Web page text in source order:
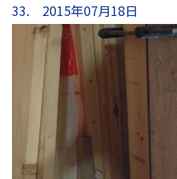
33. 2015年07月18日